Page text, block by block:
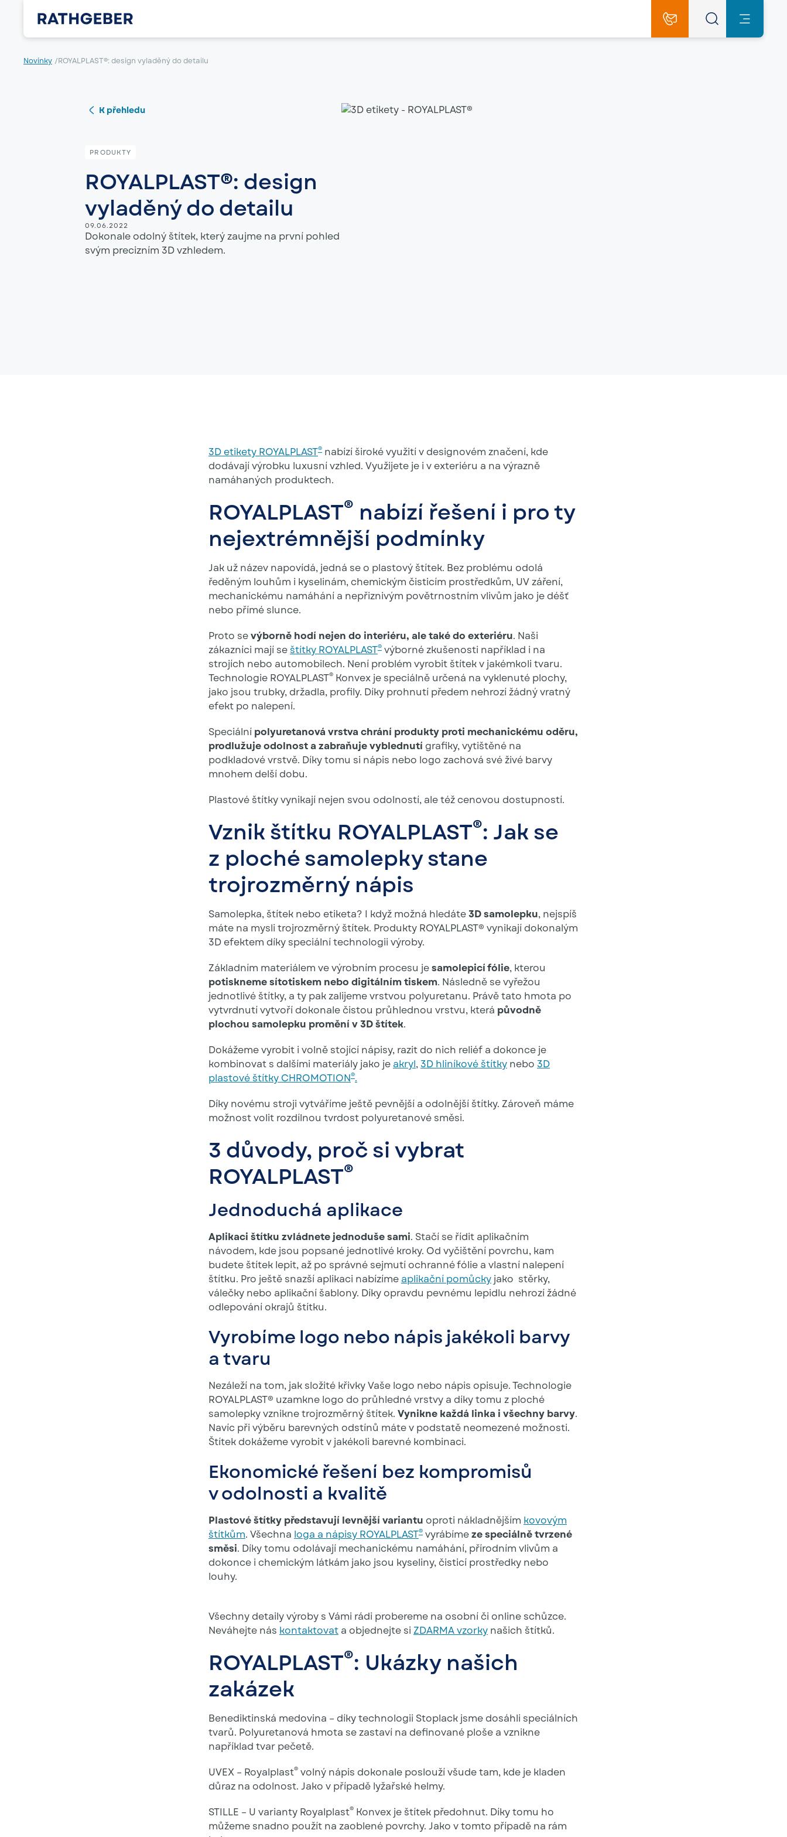
Novinky /ROYALPLAST®: design vyladěný do detailu
K přehledu
PRODUKTY
ROYALPLAST®: design
vyladěný do detailu
09.06.2022
Dokonale odolný štítek, který zaujme na první pohled
svým precizním 3D vzhledem.
3D etikety ROYALPLAST® nabízí široké využití v designovém značení, kde
dodávají výrobku luxusní vzhled. Využijete je i v exteriéru a na výrazně
namáhaných produktech.
ROYALPLAST® nabízí řešení i pro ty
nejextrémnější podmínky
Jak už název napovídá, jedná se o plastový štítek. Bez problému odolá
ředěným louhům i kyselinám, chemickým čisticím prostředkům, UV záření,
mechanickému namáhání a nepřiznivým povětrnostním vlivům jako je déšť
nebo přímé slunce.
Proto sevýborně hodí nejen do interiéru, ale také do exteriéru. Naši
zákazníci mají se štítky ROYALPLAST® výborné zkušenosti například i na
strojích nebo automobilech. Není problém vyrobit štítek v jakémkoli tvaru.
Technologie ROYALPLAST® Konvex je speciálně určená na vyklenuté plochy,
jako jsou trubky, držadla, profily. Díky prohnutí předem nehrozí žádný vratný
efekt po nalepení.
Speciální polyuretanová vrstva chrání produkty proti mechanickému oděru,
prodlužuje odolnost a zabraňuje vyblednutí grafiky, vytištěné na
podkladové vrstvě. Díky tomu si nápis nebo logo zachová své živé barvy
mnohem delší dobu.
Plastové štítky vynikají nejen svou odolností, ale též cenovou dostupností.
Vznik štítku ROYALPLAST®: Jak se
z ploché samolepky stane
trojrozměrný nápis
Samolepka, štítek nebo etiketa? I když možná hledáte3D samolepku, nejspíš
máte na mysli trojrozměrný štítek. Produkty ROYALPLAST® vynikají dokonalým
3D efektem díky speciální technologii výroby.
Základním materiálem ve výrobním procesu jesamolepicí fólie, kterou
potiskneme sítotiskem nebo digitálním tiskem. Následně se vyřežou
jednotlivé štítky, a ty pak zalijeme vrstvou polyuretanu. Právě tato hmota po
vytvrdnutí vytvoří dokonale čistou průhlednou vrstvu, která původně
plochou samolepku promění v 3D štítek.
Dokážeme vyrobit i volně stojící nápisy, razit do nich reliéf a dokonce je
kombinovat s dalšími materiály jako je akryl, 3D hliníkové štítky nebo 3D
plastové štítky CHROMOTION®.
Díky novému stroji vytváříme ještě pevnější a odolnější štítky. Zároveň máme
možnost volit rozdílnou tvrdost polyuretanové směsi.
3 důvody, proč si vybrat
ROYALPLAST®
Jednoduchá aplikace
Aplikaci štítku zvládnete jednoduše sami. Stačí se řídit aplikačním
návodem, kde jsou popsané jednotlivé kroky. Od vyčištění povrchu, kam
budete štítek lepit, až po správné sejmutí ochranné fólie a vlastní nalepení
štítku. Pro ještě snazší aplikaci nabízíme aplikační pomůcky jako stěrky,
válečky nebo aplikační šablony. Díky opravdu pevnému lepidlu nehrozí žádné
odlepování okrajů štítku.
Vyrobíme logo nebo nápis jakékoli barvy
a tvaru
Nezáleží na tom, jak složité křivky Vaše logo nebo nápis opisuje. Technologie
ROYALPLAST® uzamkne logo do průhledné vrstvy a díky tomu z ploché
samolepky vznikne trojrozměrný štítek. Vynikne každá linka i všechny barvy.
Navíc při výběru barevných odstínů máte v podstatě neomezené možnosti.
Štítek dokážeme vyrobit v jakékoli barevné kombinaci.
Ekonomické řešení bez kompromisů
v odolnosti a kvalitě
Plastové štítky představují levnější variantu oproti nákladnějším kovovým
štítkům. Všechna loga a nápisy ROYALPLAST® vyrábímeze speciálně tvrzené
směsi. Díky tomu odolávají mechanickému namáhání, přírodním vlivům a
dokonce i chemickým látkám jako jsou kyseliny, čisticí prostředky nebo
louhy.
Všechny detaily výroby s Vámi rádi probereme na osobní či online schůzce.
Neváhejte nás kontaktovat a objednejte siZDARMA vzorky našich štítků.
ROYALPLAST®: Ukázky našich
zakázek
Benediktinská medovina – díky technologii Stoplack jsme dosáhli speciálních
tvarů. Polyuretanová hmota se zastaví na definované ploše a vznikne
například tvar pečetě.
UVEX – Royalplast® volný nápis dokonale poslouží všude tam, kde je kladen
důraz na odolnost. Jako v případě lyžařské helmy.
STILLE – U varianty Royalplast® Konvex je štítek předohnut. Díky tomu ho
můžeme snadno použít na zaoblené povrchy. Jako v tomto případě na rám